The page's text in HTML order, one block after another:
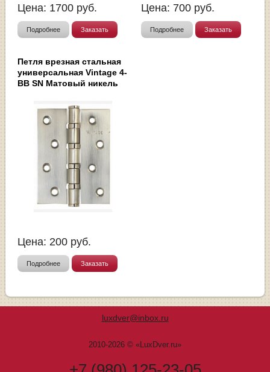
Цена: 1700 руб.
Подробнее Заказать
Цена: 700 руб.
Подробнее Заказать
Петля врезная стальная
универсальная Vintage 4-
BB SN Матовый никель
Цена: 200 руб.
Подробнее Заказать
luxdver@inbox.ru
2010-2026 © «LuxDver.ru»